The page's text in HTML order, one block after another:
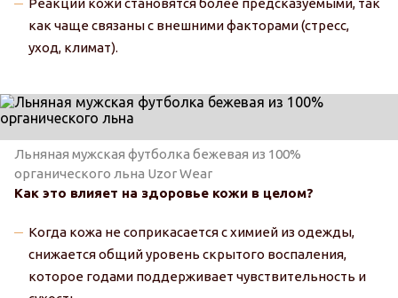
Реакции кожи становятся более предсказуемыми, так
как чаще связаны с внешними факторами (стресс,
уход, климат).
Льняная мужская футболка бежевая из 100%
органического льна Uzor Wear
Как это влияет на здоровье кожи в целом?
Когда кожа не соприкасается с химией из одежды,
снижается общий уровень скрытого воспаления,
которое годами поддерживает чувствительность и